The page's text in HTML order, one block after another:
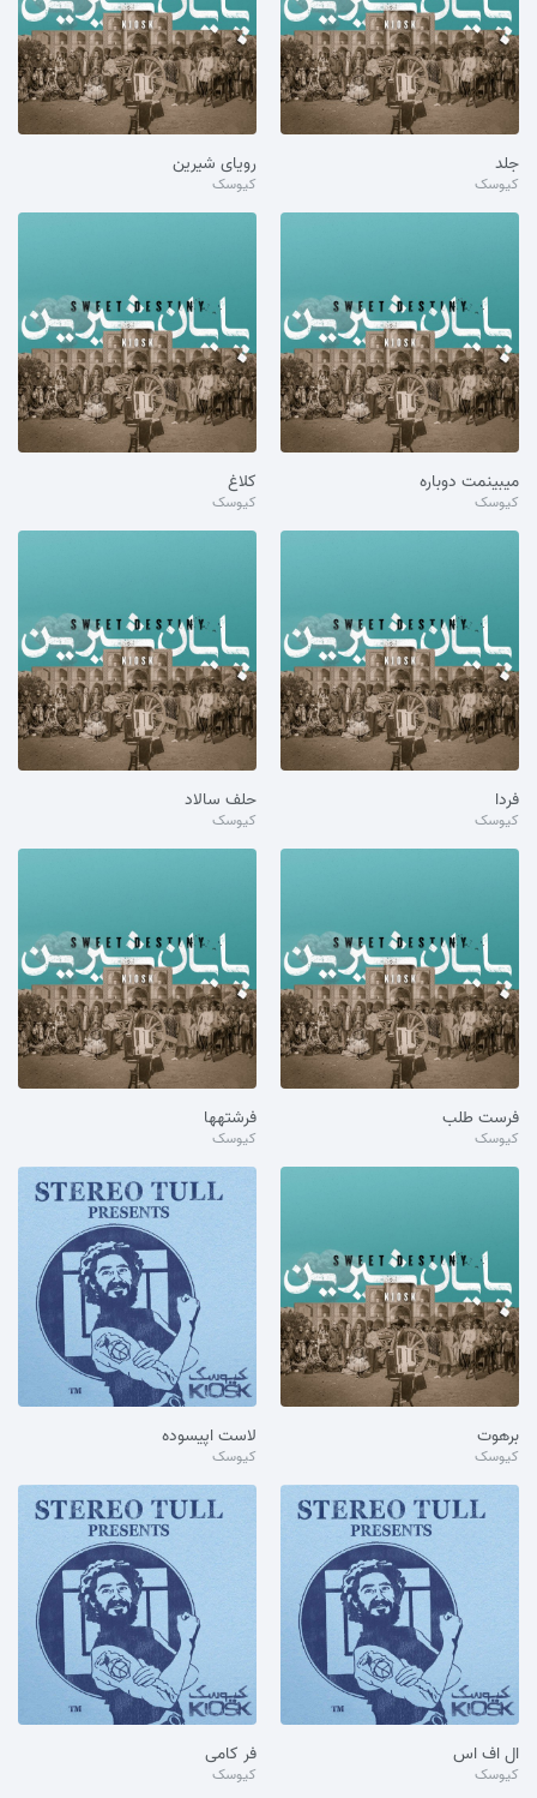
جلد
کیوسک
رویای شیرین
کیوسک
میبینمت دوباره
کیوسک
کلاغ
کیوسک
فردا
کیوسک
حلف سالاد
کیوسک
فرست طلب
کیوسک
فرشتهها
کیوسک
برهوت
کیوسک
لاست اپیسوده
کیوسک
ال اف اس
کیوسک
فر کامی
کیوسک